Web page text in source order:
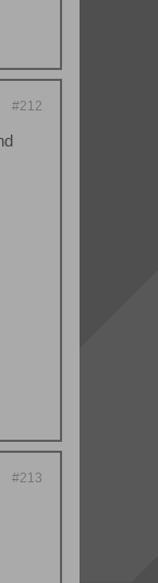
#212
#213